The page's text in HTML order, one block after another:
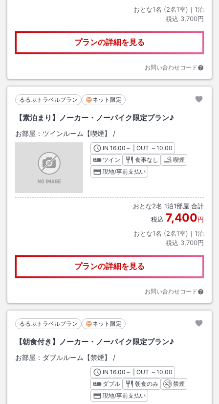
おとな1名 (2名1室)｜ 1泊
税込 3,700円
プランの詳細を見る
お問い合わせコード
るるぶトラベルプラン ネット限定
【素泊まり】ノーカー・ノーバイク限定プラン♪
お部屋： ツインルーム【喫煙】 /
INチェックイン
16:00 ～ | OUT チェックアウト
～10:00
ツイン
食事なし
喫煙
現地/事前支払い
おとな2名 1泊1部屋 合計
税込 7,400円
おとな1名 (2名1室)｜ 1泊
税込 3,700円
プランの詳細を見る
お問い合わせコード
るるぶトラベルプラン ネット限定
【朝食付き】ノーカー・ノーバイク限定プラン♪
お部屋： ダブルルーム【禁煙】 /
INチェックイン
16:00 ～ | OUT チェックアウト
～10:00
ダブル
朝食のみ
禁煙
現地/事前支払い